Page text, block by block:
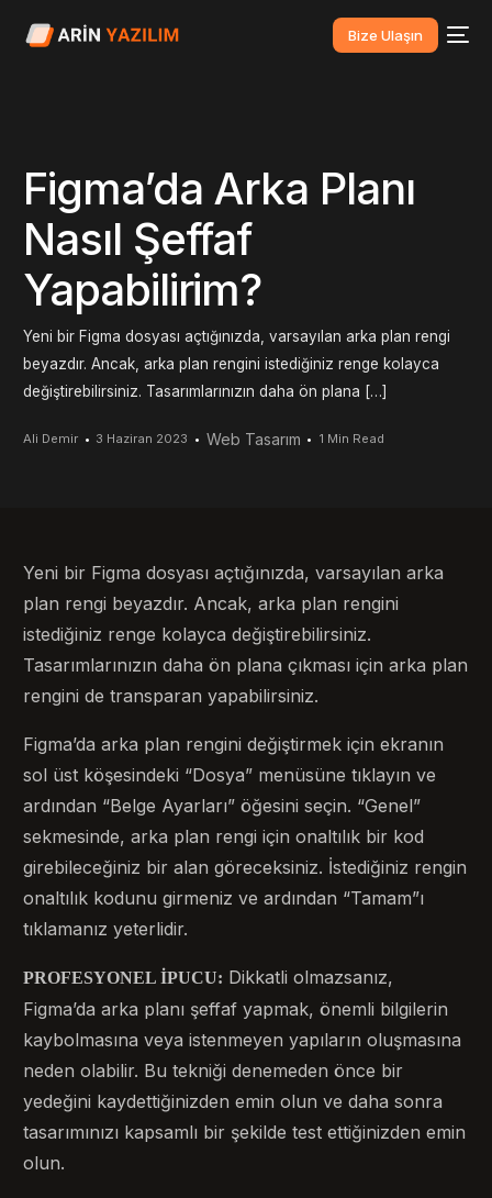
Bize Ulaşın
Figma’da Arka Planı
Nasıl Şeffaf
Yapabilirim?
Yeni bir Figma dosyası açtığınızda, varsayılan arka plan rengi
beyazdır. Ancak, arka plan rengini istediğiniz renge kolayca
değiştirebilirsiniz. Tasarımlarınızın daha ön plana […]
Ali Demir 3 Haziran 2023 Web Tasarım 1 Min Read
Yeni bir Figma dosyası açtığınızda, varsayılan arka
plan rengi beyazdır. Ancak, arka plan rengini
istediğiniz renge kolayca değiştirebilirsiniz.
Tasarımlarınızın daha ön plana çıkması için arka plan
rengini de transparan yapabilirsiniz.
Figma’da arka plan rengini değiştirmek için ekranın
sol üst köşesindeki “Dosya” menüsüne tıklayın ve
ardından “Belge Ayarları” öğesini seçin. “Genel”
sekmesinde, arka plan rengi için onaltılık bir kod
girebileceğiniz bir alan göreceksiniz. İstediğiniz rengin
onaltılık kodunu girmeniz ve ardından “Tamam”ı
tıklamanız yeterlidir.
PROFESYONEL İPUCU: Dikkatli olmazsanız,
Figma’da arka planı şeffaf yapmak, önemli bilgilerin
kaybolmasına veya istenmeyen yapıların oluşmasına
neden olabilir. Bu tekniği denemeden önce bir
yedeğini kaydettiğinizden emin olun ve daha sonra
tasarımınızı kapsamlı bir şekilde test ettiğinizden emin
olun.